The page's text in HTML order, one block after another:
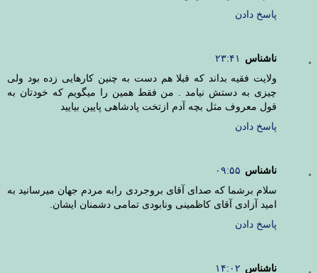
پاسخ دادن
ناشناس
۲۳:۴۱
ولایت فقیه بداند که قبلا هم دست به چنین کارهایی زده بود ولی
چیزی به دستش نیامد . من فقط همین را میگویم که خودتان به
قول معروف مثل بچه آدم ازتخت پادشاهی پایین بیایید
پاسخ دادن
ناشناس ۰۹:۵۵
سلام برشما که صدای آقای بروجردی رابه مردم جهان میرسانید به
امید آزادی آقای کاظمینی ونابودی تمامی دشمنان ایشان.
پاسخ دادن
ناشناس ۱۴:۰۲